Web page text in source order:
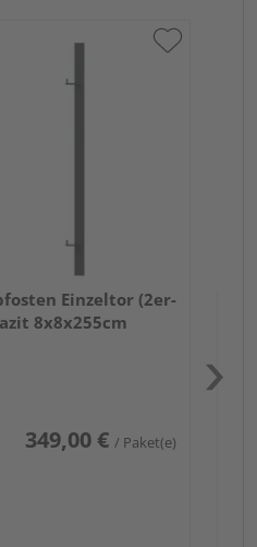
Einzeltor (2er-
8x8x255cm
349,00 € / Paket(e)